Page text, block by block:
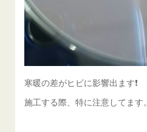
寒暖の差がヒビに影響出ます❗
施工する際、特に注意してます。